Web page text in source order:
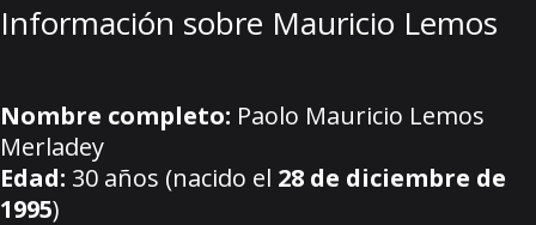
Información sobre Mauricio Lemos
Nombre completo: Paolo Mauricio Lemos
Merladey
Edad: 30 años (nacido el 28 de diciembre de
1995)